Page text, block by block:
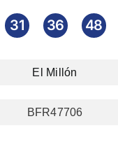
31 36 48
El Millón
BFR47706